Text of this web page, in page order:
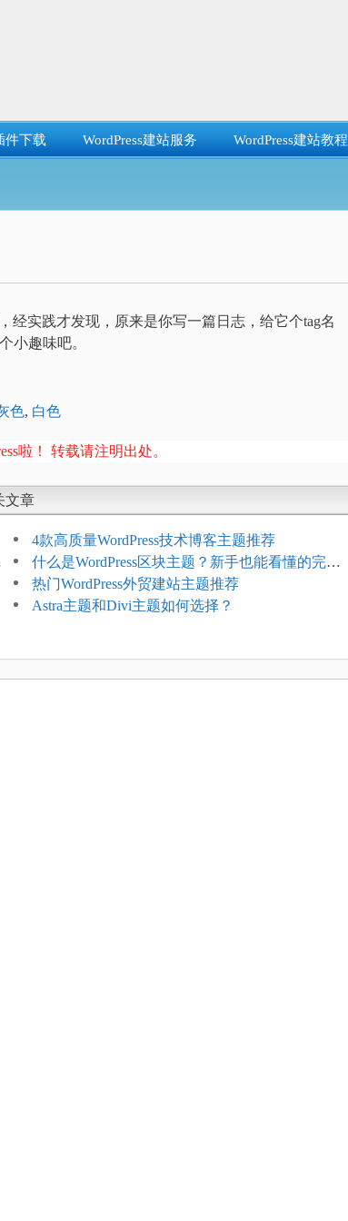
件下载 WordPress建站服务 WordPress建站教程
实践才发现，原来是你写一篇日志，给它个tag名
小趣味吧。
色, 白色
啦！ 转载请注明出处。
文章
4款高质量WordPress技术博客主题推荐
什么是WordPress区块主题？新手也能看懂的完整
介绍
热门WordPress外贸建站主题推荐
Astra主题和Divi主题如何选择？